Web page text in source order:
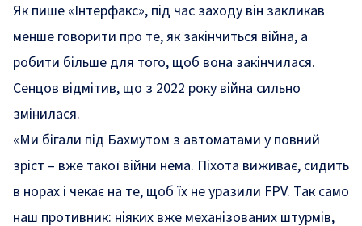
Як пише «Інтерфакс», під час заходу він закликав
менше говорити про те, як закінчиться війна, а
робити більше для того, щоб вона закінчилася.
Сенцов відмітив, що з 2022 року війна сильно
змінилася.
«Ми бігали під Бахмутом з автоматами у повний
зріст – вже такої війни нема. Піхота виживає, сидить
в норах і чекає на те, щоб їх не уразили FPV. Так само
наш противник: ніяких вже механізованих штурмів,